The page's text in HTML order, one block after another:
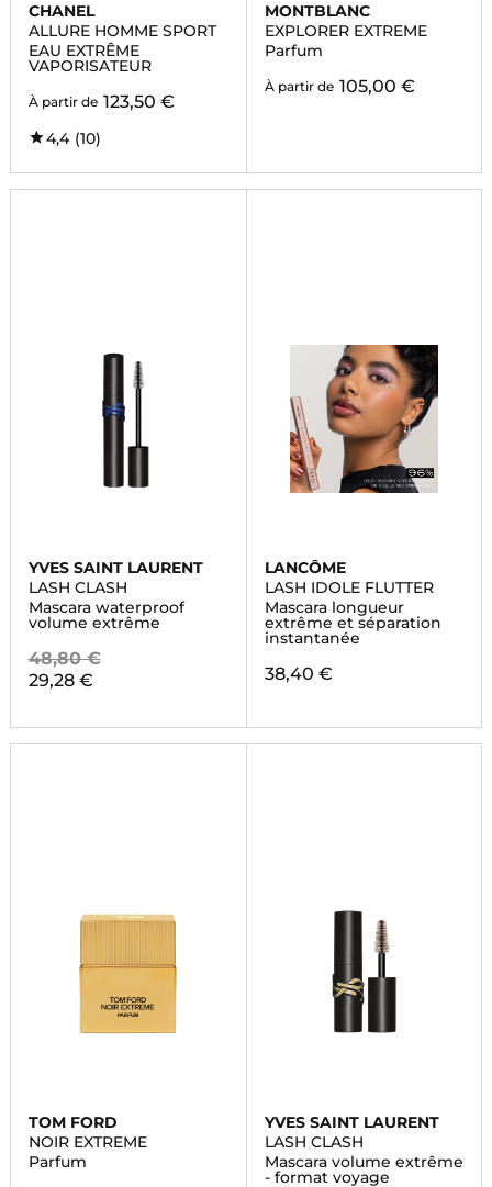
CHANEL
ALLURE HOMME SPORT
EAU EXTRÊME
VAPORISATEUR
À partir de 123,50 €
4,4 (10)
MONTBLANC
EXPLORER EXTREME
Parfum
À partir de 105,00 €
YVES SAINT LAURENT
LASH CLASH
Mascara waterproof
volume extrême
48,80 €
29,28 €
LANCÔME
LASH IDOLE FLUTTER
Mascara longueur
extrême et séparation
instantanée
38,40 €
TOM FORD
NOIR EXTREME
Parfum
YVES SAINT LAURENT
LASH CLASH
Mascara volume extrême
- format voyage